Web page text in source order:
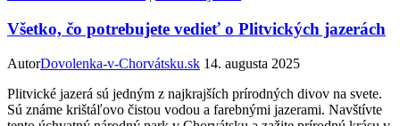
Všetko, čo potrebujete vedieť o Plitvických jazerách
AutorDovolenka-v-Chorvátsku.sk 14. augusta 2025
Plitvické jazerá sú jedným z najkrajších prírodných divov na svete.
Sú známe krištáľovo čistou vodou a farebnými jazerami. Navštívte